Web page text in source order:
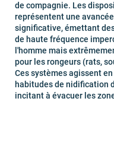
de compagnie. Les
représentent une
significative, émettant
de haute fréquence
l'homme mais
pour les rongeurs (rats,
Ces systèmes agissent
habitudes de nidification
incitant à évacuer les